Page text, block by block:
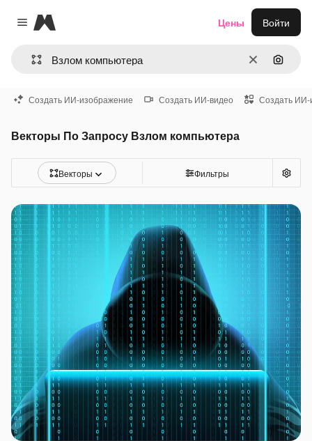
Close menu
Magnific
ОчиститьПоиск
Цены Войти
Создать ИИ-изображение Создать ИИ-видео Создать ИИ-
Векторы По Запросу Взлом компьютера
Векторы Фильтры